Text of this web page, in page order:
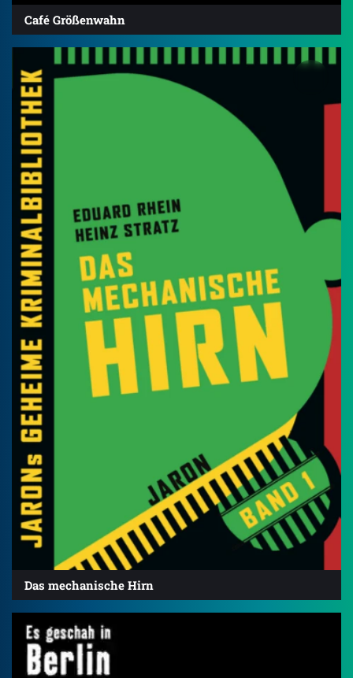
Café Größenwahn
Das mechanische Hirn